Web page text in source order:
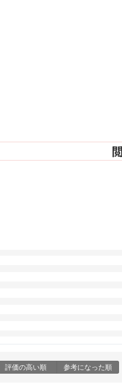
評価の高い順 参考になった順